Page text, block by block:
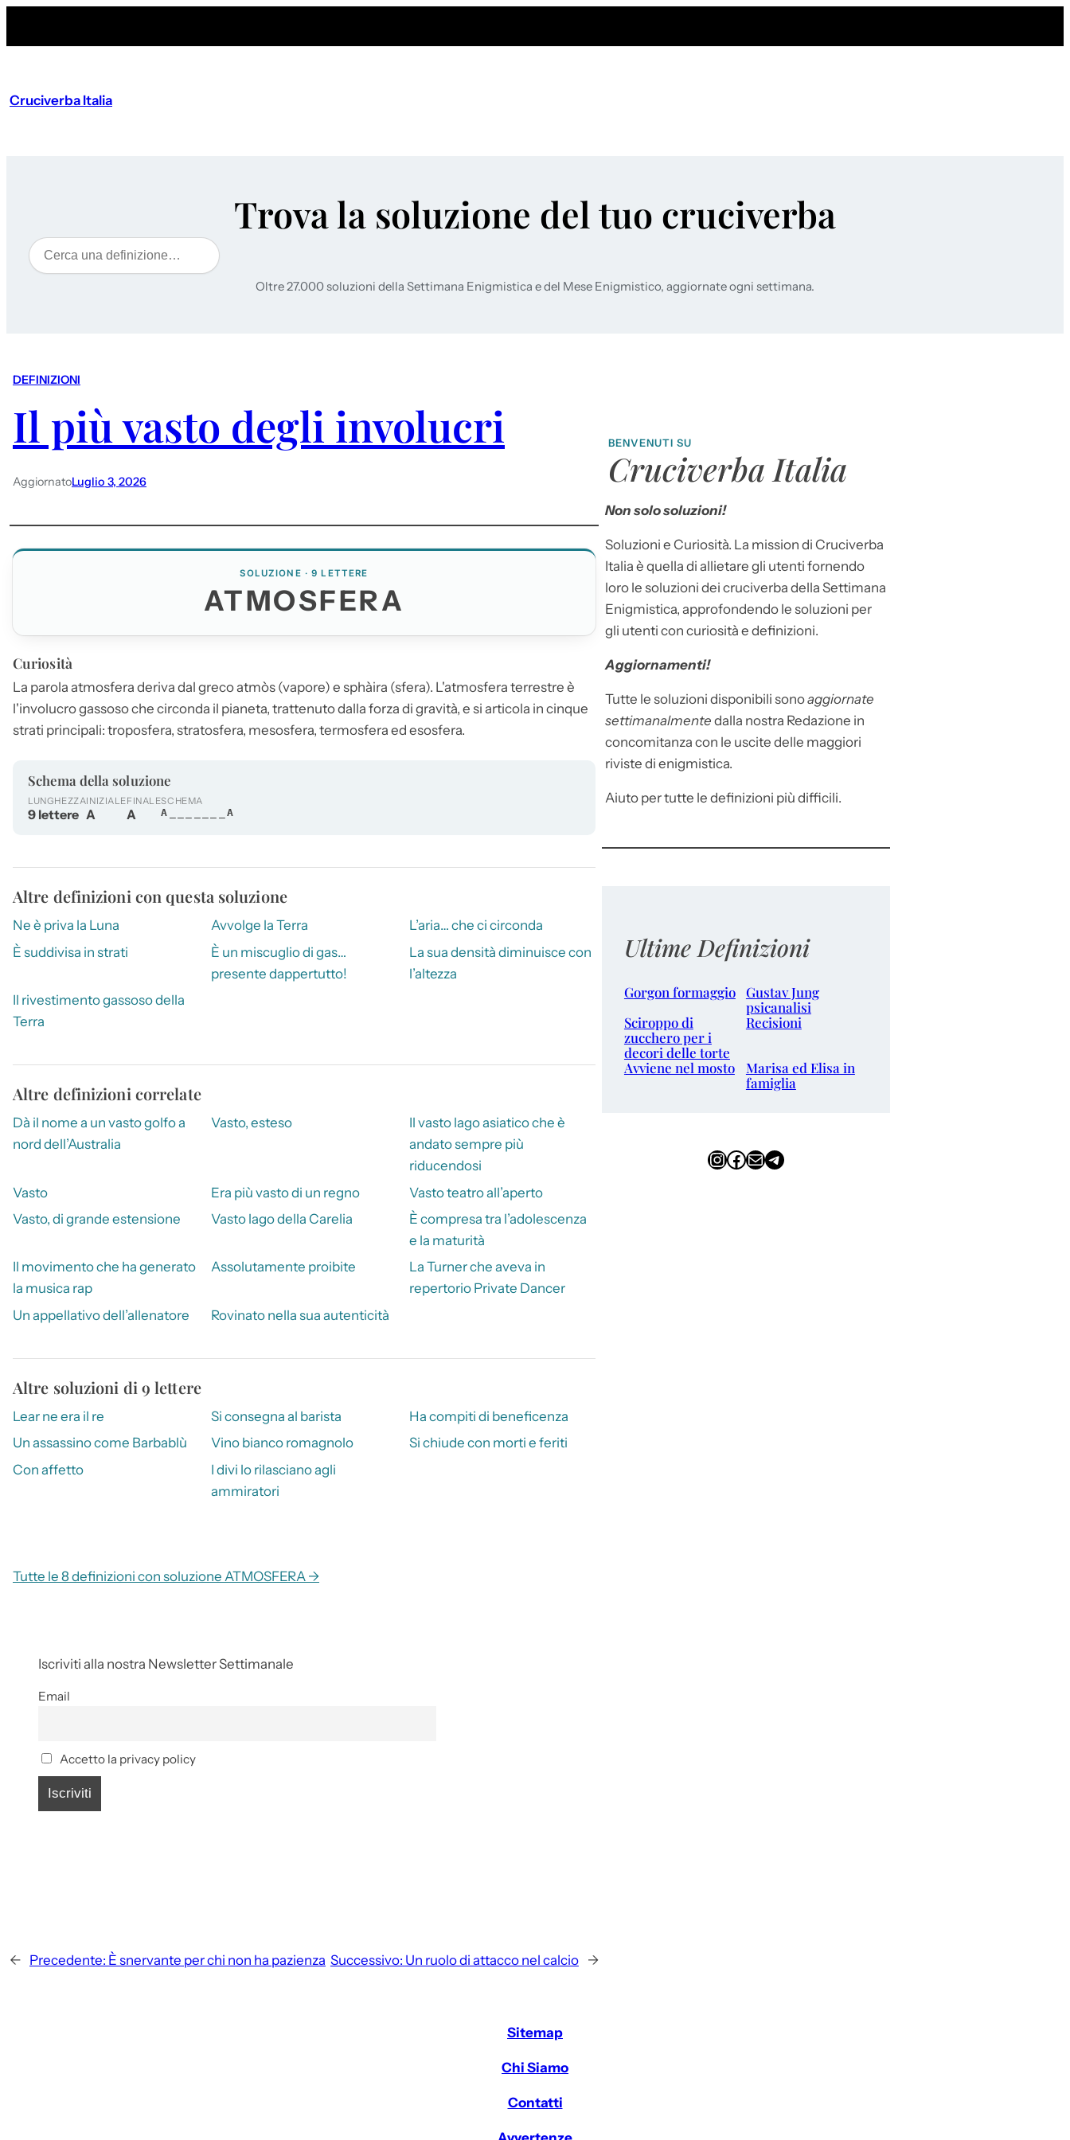
Cruciverba Italia
Trova la soluzione del tuo cruciverba
Cerca
Oltre 27.000 soluzioni della Settimana Enigmistica e del Mese Enigmistico, aggiornate ogni settimana.
DEFINIZIONI
Il più vasto degli involucri
AggiornatoLuglio 3, 2026
SOLUZIONE · 9 LETTERE
ATMOSFERA
Curiosità
La parola atmosfera deriva dal greco atmòs (vapore) e sphàira (sfera). L'atmosfera terrestre è
l'involucro gassoso che circonda il pianeta, trattenuto dalla forza di gravità, e si articola in cinque
strati principali: troposfera, stratosfera, mesosfera, termosfera ed esosfera.
Schema della soluzione
LUNGHEZZA
9 lettere
INIZIALE
A
FINALE
A
SCHEMA
A_______A
Altre definizioni con questa soluzione
Ne è priva la Luna Avvolge la Terra
L’aria… che ci circonda
È suddivisa in strati
È un miscuglio di gas…
presente dappertutto!
La sua densità diminuisce con
l’altezza
Il rivestimento gassoso della
Terra
Altre definizioni correlate
Dà il nome a un vasto golfo a
nord dell’Australia
Vasto, esteso
Il vasto lago asiatico che è
andato sempre più
riducendosi
Vasto
Era più vasto di un regno
Vasto teatro all’aperto
Vasto, di grande estensione
Vasto lago della Carelia
È compresa tra l’adolescenza
e la maturità
Il movimento che ha generato
la musica rap
Assolutamente proibite
La Turner che aveva in
repertorio Private Dancer
Un appellativo dell’allenatore
Rovinato nella sua autenticità
Altre soluzioni di 9 lettere
Lear ne era il re Si consegna al barista
Ha compiti di beneficenza
Un assassino come Barbablù
Vino bianco romagnolo
Si chiude con morti e feriti
Con affetto
I divi lo rilasciano agli
ammiratori
Tutte le 8 definizioni con soluzione ATMOSFERA →
Iscriviti alla nostra Newsletter Settimanale
Email
Accetto la privacy policy
← Precedente: È snervante per chi non ha pazienza Successivo: Un ruolo di attacco nel calcio →
BENVENUTI SU
Cruciverba Italia
Non solo soluzioni!
Soluzioni e Curiosità. La mission di Cruciverba
Italia è quella di allietare gli utenti fornendo
loro le soluzioni dei cruciverba della Settimana
Enigmistica, approfondendo le soluzioni per
gli utenti con curiosità e definizioni.
Aggiornamenti!
Tutte le soluzioni disponibili sonoaggiornate
settimanalmente dalla nostra Redazione in
concomitanza con le uscite delle maggiori
riviste di enigmistica.
Aiuto per tutte le definizioni più difficili.
Ultime Definizioni
Gorgon formaggio Gustav Jung
psicanalisi
Sciroppo di
zucchero per i
decori delle torte
Recisioni
Avviene nel mosto
Marisa ed Elisa in
famiglia
InstagramFacebook Email Telegram
Sitemap
Chi Siamo
Contatti